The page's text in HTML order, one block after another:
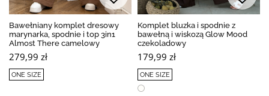
Bawełniany komplet dresowy
marynarka, spodnie i top 3in1
Almost There camelowy
279,99 zł
ONE SIZE
Komplet bluzka i spodnie z
bawełną i wiskozą Glow Mood
czekoladowy
179,99 zł
ONE SIZE